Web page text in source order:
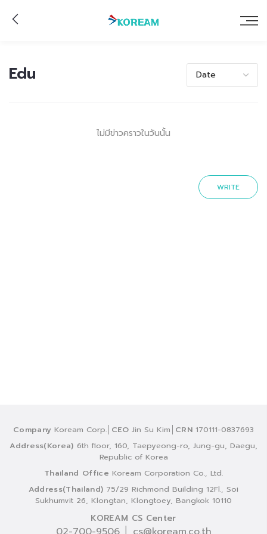
Edu
ไม่มีข่าวคราวในวันนั้น
WRITE
Company Koream Corp.│ CEO Jin Su Kim│ CRN 170111-0837693
Address(Korea) 6th floor, 160, Taepyeong-ro, Jung-gu, Daegu,
Republic of Korea
Thailand Office Koream Corporation Co., Ltd.
Address(Thailand) 75/29 Richmond Building 12Fl., Soi
Sukhumvit 26, Klongtan, Klongtoey, Bangkok 10110
KOREAM CS Center